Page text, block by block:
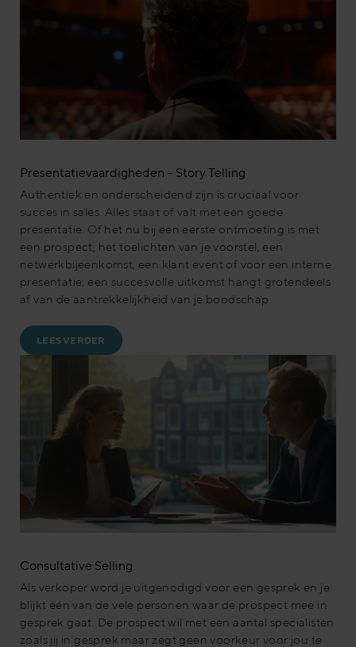
Presentatievaardigheden – Story Telling
Authentiek en onderscheidend zijn is cruciaal voor
succes in sales. Alles staat of valt met een goede
presentatie. Of het nu bij een eerste ontmoeting is met
een prospect, het toelichten van je voorstel, een
netwerkbijeenkomst, een klant event of voor een interne
presentatie; een succesvolle uitkomst hangt grotendeels
af van de aantrekkelijkheid van je boodschap.
LEES VERDER
Consultative Selling
Als verkoper word je uitgenodigd voor een gesprek en je
blijkt één van de vele personen waar de prospect mee in
gesprek gaat. De prospect wil met een aantal specialisten
zoals jij in gesprek maar zegt geen voorkeur voor jou te